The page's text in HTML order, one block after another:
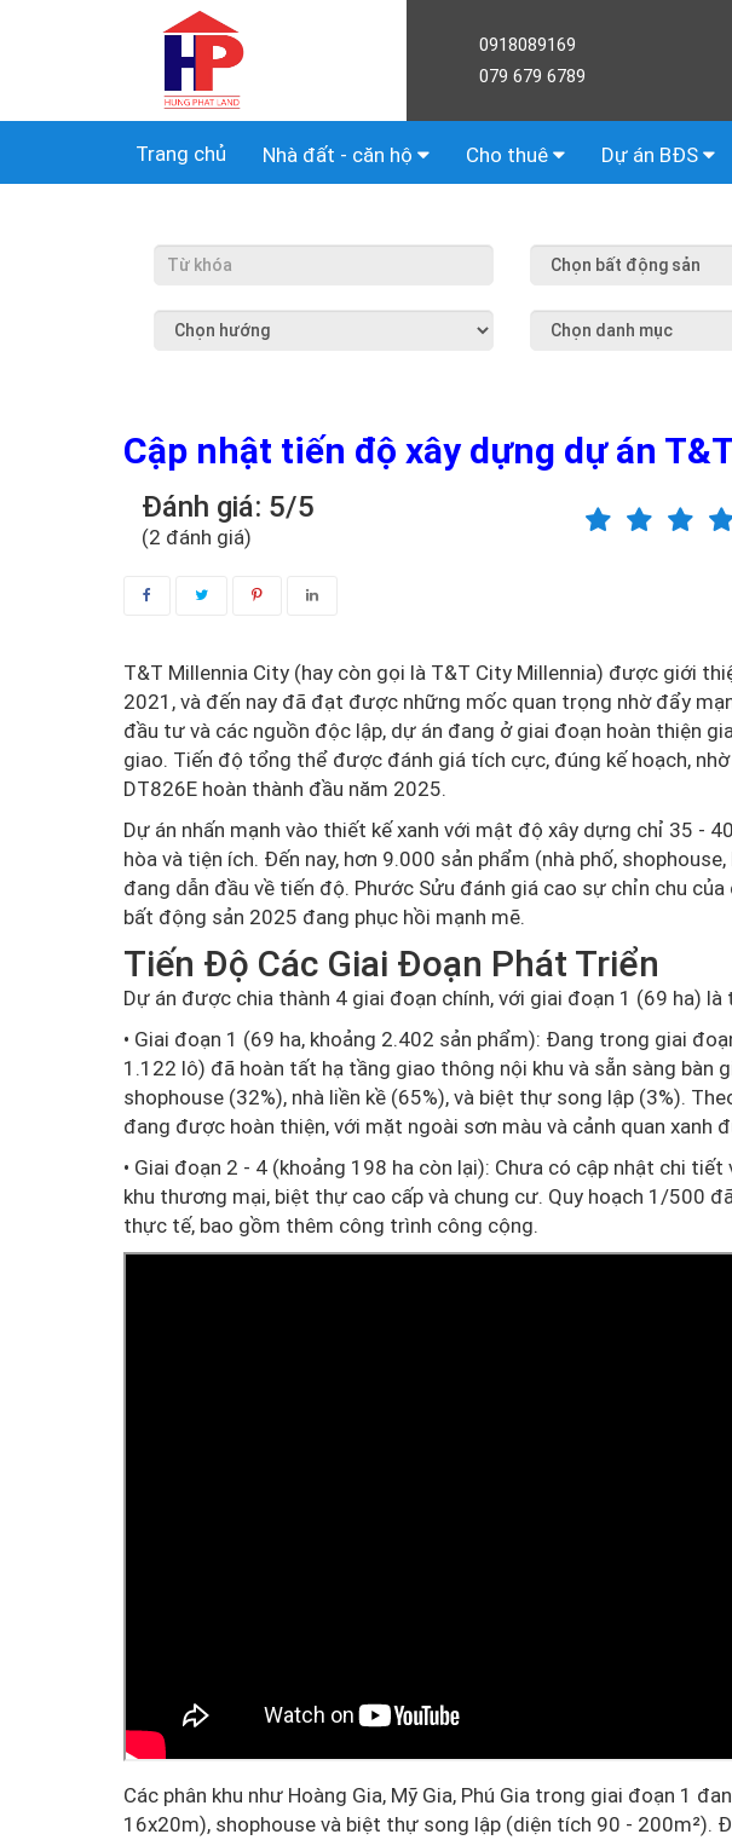
0918089169
079 679 6789
Trang chủ Nhà đất - căn hộ Cho thuê Dự án BĐS
Cập nhật tiến độ xây dựng dự án
Đánh giá: 5/5
(2 đánh giá)
T&T Millennia City (hay còn gọi là T&T City Millennia) được giới
2021, và đến nay đã đạt được những mốc quan trọng nhờ đẩy
đầu tư và các nguồn độc lập, dự án đang ở giai đoạn hoàn thiện
giao. Tiến độ tổng thể được đánh giá tích cực, đúng kế hoạch,
DT826E hoàn thành đầu năm 2025.
Dự án nhấn mạnh vào thiết kế xanh với mật độ xây dựng chỉ 35 -
hòa và tiện ích. Đến nay, hơn 9.000 sản phẩm (nhà phố,
đang dẫn đầu về tiến độ. Phước Sửu đánh giá cao sự chỉn chu
bất động sản 2025 đang phục hồi mạnh mẽ.
Tiến Độ Các Giai Đoạn Phát Triển
Dự án được chia thành 4 giai đoạn chính, với giai đoạn 1 (69 ha)
• Giai đoạn 1 (69 ha, khoảng 2.402 sản phẩm): Đang trong giai
1.122 lô) đã hoàn tất hạ tầng giao thông nội khu và sẵn sàng bàn
shophouse (32%), nhà liền kề (65%), và biệt thự song lập (3%).
đang được hoàn thiện, với mặt ngoài sơn màu và cảnh quan xanh
• Giai đoạn 2 - 4 (khoảng 198 ha còn lại): Chưa có cập nhật chi
khu thương mại, biệt thự cao cấp và chung cư. Quy hoạch 1/500
thực tế, bao gồm thêm công trình công cộng.
Các phân khu như Hoàng Gia, Mỹ Gia, Phú Gia trong giai đoạn 1
16x20m), shophouse và biệt thự song lập (diện tích 90 - 200m²).